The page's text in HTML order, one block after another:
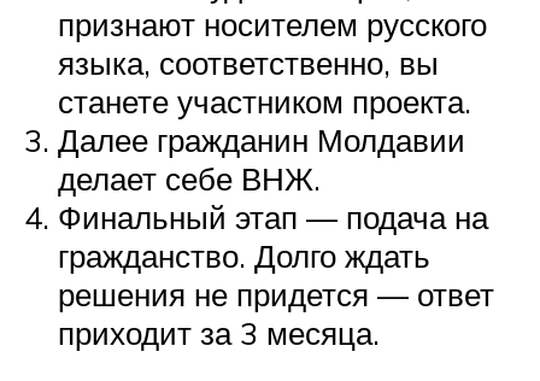
признают носителем русского
языка, соответственно, вы
станете участником проекта.
Далее гражданин Молдавии
делает себе ВНЖ.
Финальный этап — подача на
гражданство. Долго ждать
решения не придется — ответ
приходит за 3 месяца.